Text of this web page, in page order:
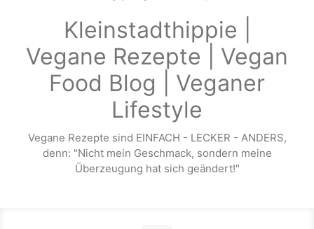
Kleinstadthippie |
Vegane Rezepte | Vegan
Food Blog | Veganer
Lifestyle
Vegane Rezepte sind EINFACH - LECKER - ANDERS,
denn: "Nicht mein Geschmack, sondern meine
Überzeugung hat sich geändert!"